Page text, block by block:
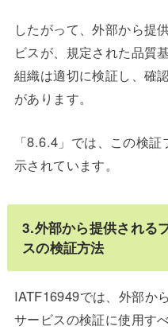
したがって、外部から提
ビスが、規定された品質
組織は適切に検証し、確
があります。
「8.6.4」では、この検
示されています。
3.外部から提供される
スの検証方法
IATF16949では、外部か
サービスの検証に使用す